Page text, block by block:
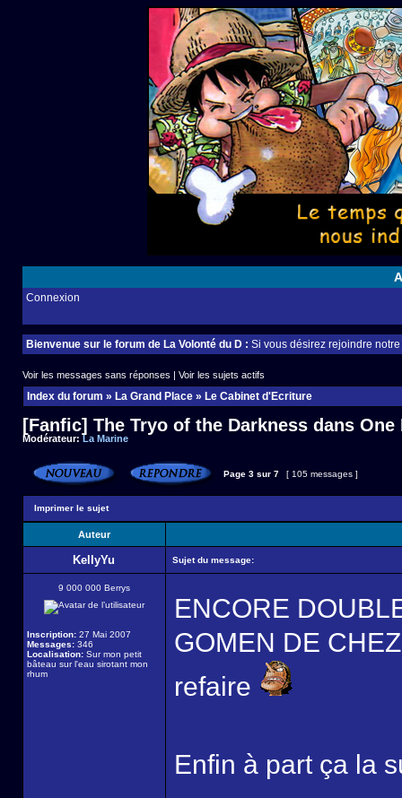
Connexion
Bienvenue sur le forum de La Volonté du D : Si vous désirez rejoindre
Voir les messages sans réponses | Voir les sujets actifs
Index du forum » La Grand Place » Le Cabinet d'Ecriture
[Fanfic] The Tryo of the Darkness dans One
Modérateur:La Marine
Page 3 sur 7 [ 105 messages ]
Imprimer le sujet
Auteur
KellyYu Sujet du message:
9 000 000 Berrys
Inscription: 27 Mai 2007
Messages: 346
Localisation: Sur mon petit
bâteau sur l'eau sirotant mon
rhum
ENCORE
GOMEN DE
refaire
Enfin à part ça la